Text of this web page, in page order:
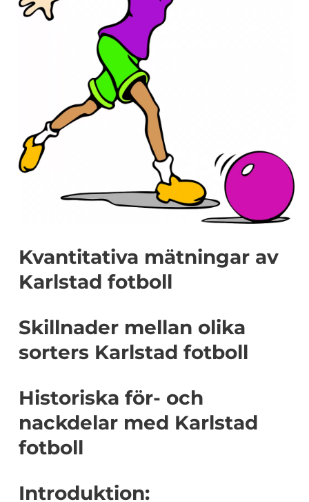
Kvantitativa mätningar av
Karlstad fotboll
Skillnader mellan olika
sorters Karlstad fotboll
Historiska för- och
nackdelar med Karlstad
fotboll
Introduktion: